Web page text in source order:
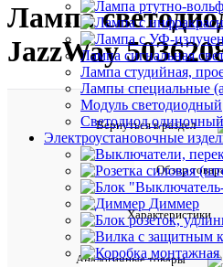
Лампа сигнальная
Лампа студийная,
Лампы специальные
Модуль светодиодный
Светодиод одиночный
Электроустановочные
Диммер
Лампа
JazzWay
Вернуться в раздел
Обзор
Характеристики
Аналогичные товары